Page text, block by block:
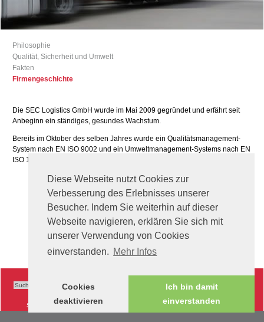
Diese Webseite nutzt Cookies zur
Verbesserung des Erlebnisses unserer
Besucher. Indem Sie weiterhin auf dieser
Webseite navigieren, erklären Sie sich mit
unserer Verwendung von Cookies
einverstanden. Mehr Infos
Cookies
deaktivieren
Ich bin damit
einverstanden
Philosophie
Qualität, Sicherheit und Umwelt
Fakten
Firmengeschichte
Die SEC Logistics GmbH wurde im Mai 2009 gegründet und erfährt seit
Anbeginn ein ständiges, gesundes Wachstum.
Bereits im Oktober des selben Jahres wurde ein Qualitätsmanagement-
System nach EN ISO 9002 und ein Umweltmanagement-Systems nach EN
ISO 14001 eingeführt.
Sitemap Impressum | AGB